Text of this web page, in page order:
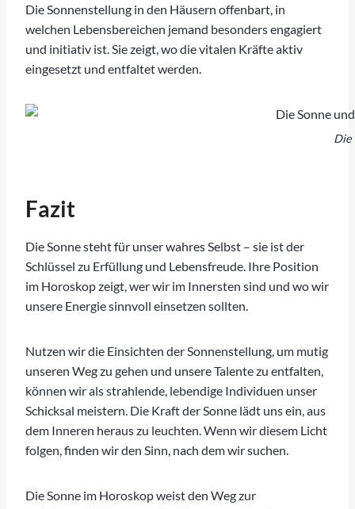
Die Sonnenstellung in den Häusern offenbart, in
welchen Lebensbereichen jemand besonders engagiert
und initiativ ist. Sie zeigt, wo die vitalen Kräfte aktiv
eingesetzt und entfaltet werden.
Die
Fazit
Die Sonne steht für unser wahres Selbst – sie ist der
Schlüssel zu Erfüllung und Lebensfreude. Ihre Position
im Horoskop zeigt, wer wir im Innersten sind und wo wir
unsere Energie sinnvoll einsetzen sollten.
Nutzen wir die Einsichten der Sonnenstellung, um mutig
unseren Weg zu gehen und unsere Talente zu entfalten,
können wir als strahlende, lebendige Individuen unser
Schicksal meistern. Die Kraft der Sonne lädt uns ein, aus
dem Inneren heraus zu leuchten. Wenn wir diesem Licht
folgen, finden wir den Sinn, nach dem wir suchen.
Die Sonne im Horoskop weist den Weg zur